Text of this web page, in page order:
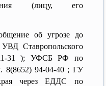
(лицу, его
об угрозе до
Ставропольского
11-31 ); УФСБ РФ по
8(8652) 94-04-40 ; ГУ
через ЕДДС по